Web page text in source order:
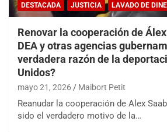
DESTACADA JUSTICIA LAVADO DE
Renovar la cooperación de
DEA y otras agencias
verdadera razón de la
Unidos?
mayo 21, 2026 Maibort Petit
Reanudar la cooperación de Alex
sido el verdadero motivo de la…